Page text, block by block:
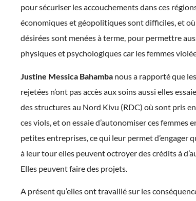
pour sécuriser les accouchements dans ces
économiques et géopolitiques sont difficiles, et où
désirées sont menées à terme, pour permettre
physiques et psychologiques car les femmes
Justine Messica Bahamba nous a rapporté que
rejetées n’ont pas accès aux soins aussi elles
des structures au Nord Kivu (RDC) où sont pris
ces viols, et on essaie d’autonomiser ces femmes
petites entreprises, ce qui leur permet d’engager
à leur tour elles peuvent octroyer des crédits à
Elles peuvent faire des projets.
A présent qu’elles ont travaillé sur les